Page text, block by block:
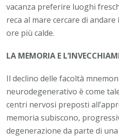
vacanza preferire luoghi
reca al mare cercare di
ore più calde.
LA MEMORIA E
Il declino delle facoltà
neurodegenerativo è come
centri nervosi preposti
memoria subiscono,
degenerazione da parte di